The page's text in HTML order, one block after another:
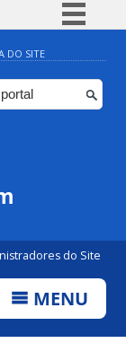
BR
DO SITE
do Site
MENU